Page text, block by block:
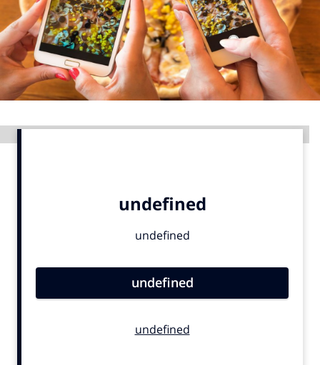
Menu
Home
9 sept: GenAI-training
12 nov: MarketingLive!
Adverteren
Events
Opleidingen
Artificial Intelligence